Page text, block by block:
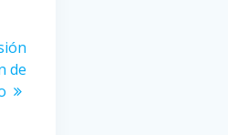
de